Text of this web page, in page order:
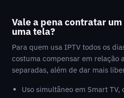
Vale a pena contratar
uma tela?
Para quem usa IPTV todos os
costuma compensar em relação
separadas, além de dar mais
Uso simultâneo em Smart